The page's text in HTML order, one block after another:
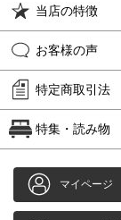
当店の特徴
お客様の声
特定商取引法
特集・読み物
マイページ